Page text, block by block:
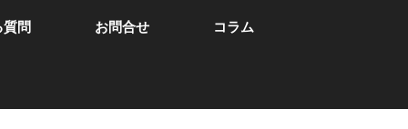
問 お問合せ コラム